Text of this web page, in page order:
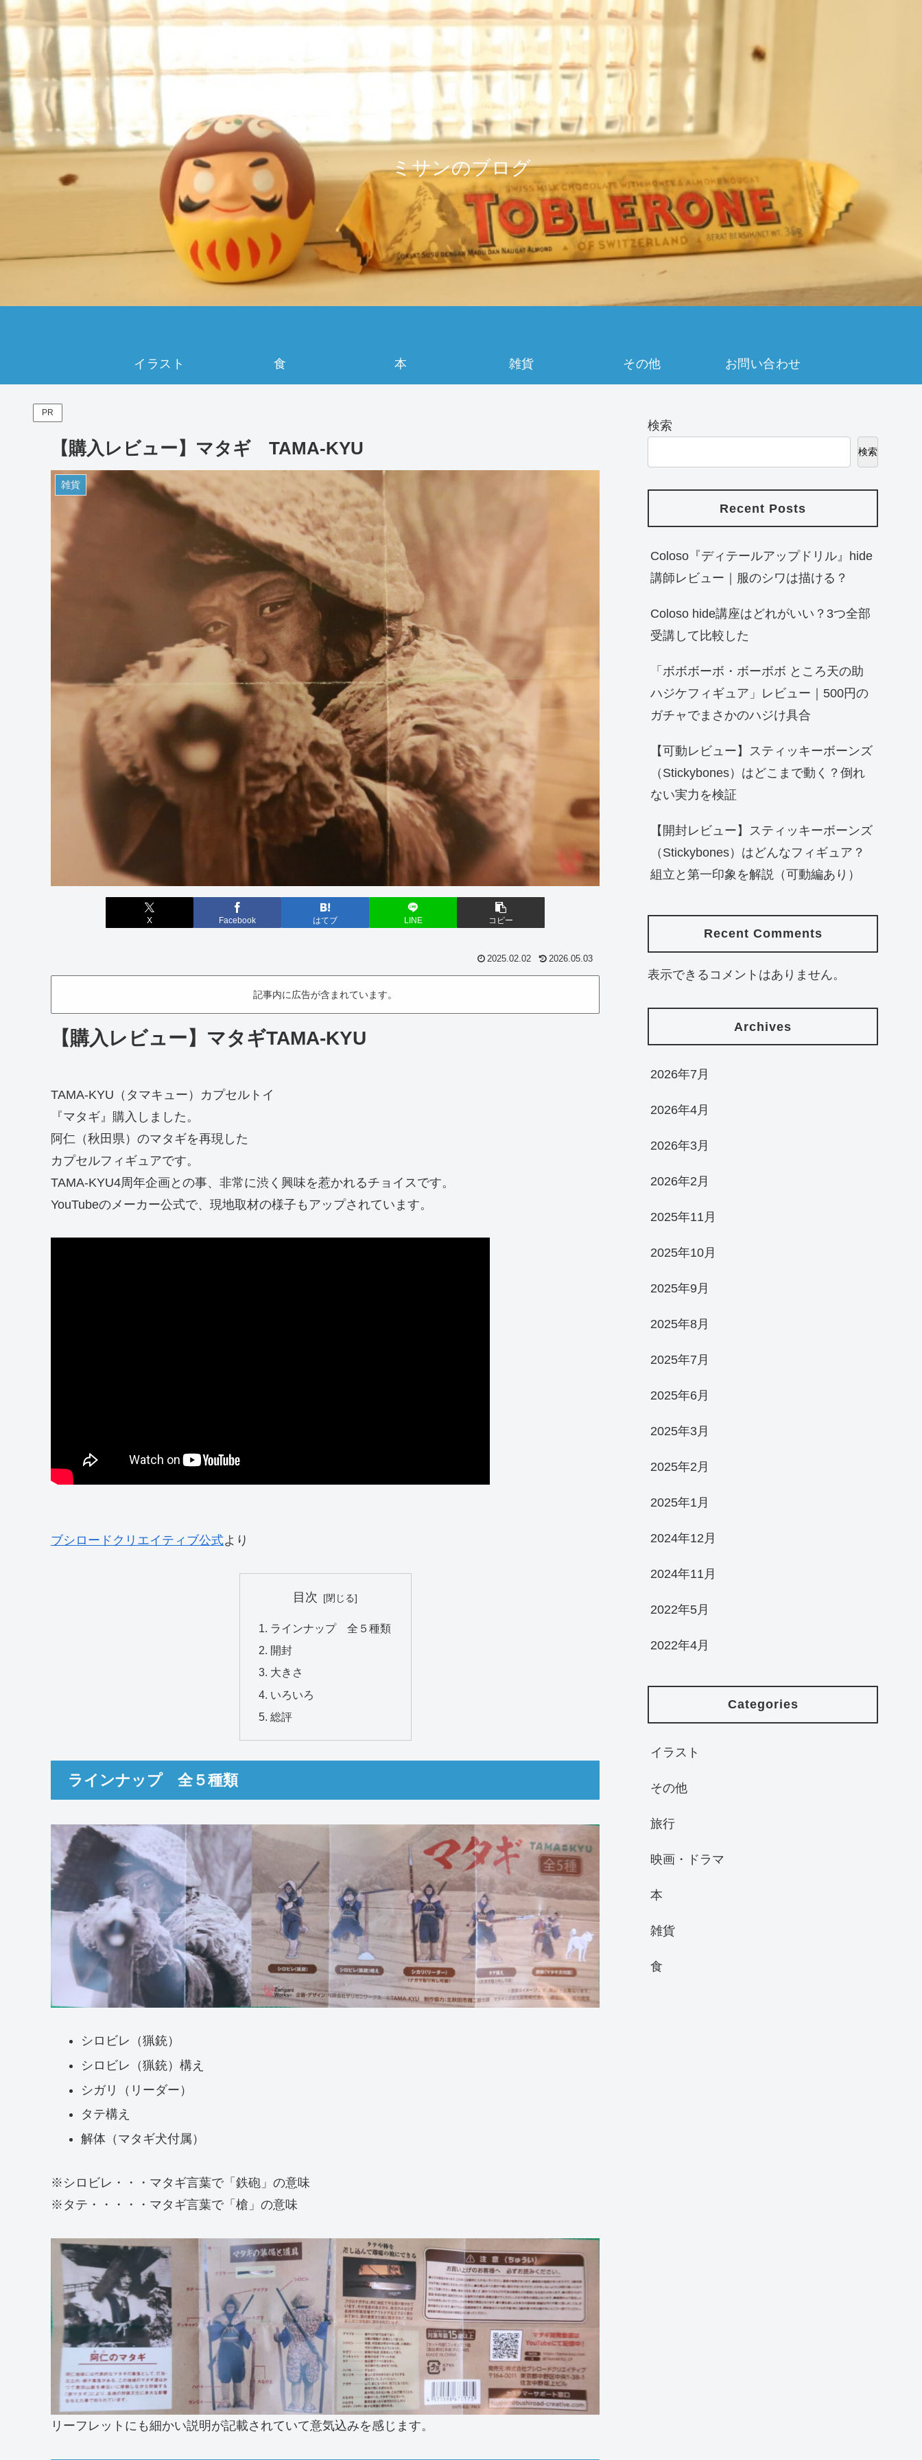
ミサンのブログ
イラスト 食 本 雑貨 その他 お問い合わせ
PR
【購入レビュー】マタギ TAMA-KYU
雑貨
X Facebook はてブ LINE コピー
2025.02.02 2026.05.03
記事内に広告が含まれています。
【購入レビュー】マタギTAMA-KYU
TAMA-KYU（タマキュー）カプセルトイ
『マタギ』購入しました。
阿仁（秋田県）のマタギを再現した
カプセルフィギュアです。
TAMA-KYU4周年企画との事、非常に渋く興味を惹かれるチョイスです。
YouTubeのメーカー公式で、現地取材の様子もアップされています。
ブシロードクリエイティブ公式より
目次
ラインナップ 全５種類
開封
大きさ
いろいろ
総評
ラインナップ 全５種類
シロビレ（猟銃）
シロビレ（猟銃）構え
シガリ（リーダー）
タテ構え
解体（マタギ犬付属）
※シロビレ・・・マタギ言葉で「鉄砲」の意味
※タテ・・・・・マタギ言葉で「槍」の意味
リーフレットにも細かい説明が記載されていて意気込みを感じます。
検索
検索
Recent Posts
Coloso『ディテールアップドリル』hide
講師レビュー｜服のシワは描ける？
Coloso hide講座はどれがいい？3つ全部
受講して比較した
「ボボボーボ・ボーボボ ところ天の助
ハジケフィギュア」レビュー｜500円の
ガチャでまさかのハジけ具合
【可動レビュー】スティッキーボーンズ
（Stickybones）はどこまで動く？倒れ
ない実力を検証
【開封レビュー】スティッキーボーンズ
（Stickybones）はどんなフィギュア？
組立と第一印象を解説（可動編あり）
Recent Comments
表示できるコメントはありません。
Archives
2026年7月
2026年4月
2026年3月
2026年2月
2025年11月
2025年10月
2025年9月
2025年8月
2025年7月
2025年6月
2025年3月
2025年2月
2025年1月
2024年12月
2024年11月
2022年5月
2022年4月
Categories
イラスト
その他
旅行
映画・ドラマ
本
雑貨
食